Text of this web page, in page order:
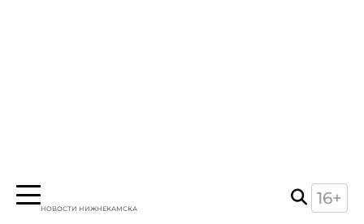
НОВОСТИ НИЖНЕКАМСКА
16+